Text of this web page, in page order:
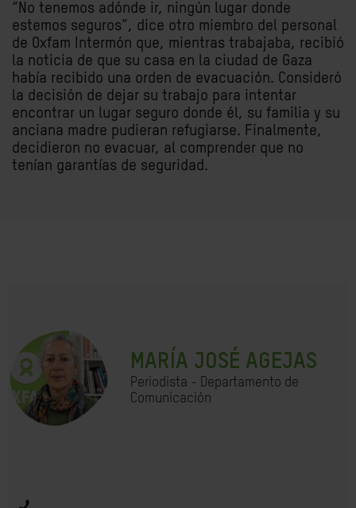
“No tenemos adónde ir, ningún lugar donde
estemos seguros”, dice otro miembro del personal
de Oxfam Intermón que, mientras trabajaba, recibió
la noticia de que su casa en la ciudad de Gaza
había recibido una orden de evacuación. Consideró
la decisión de dejar su trabajo para intentar
encontrar un lugar seguro donde él, su familia y su
anciana madre pudieran refugiarse. Finalmente,
decidieron no evacuar, al comprender que no
tenían garantías de seguridad.
MARÍA JOSÉ AGEJAS
Periodista - Departamento de
Comunicación